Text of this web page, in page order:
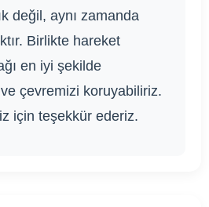
değil, aynı zamanda
Birlikte hareket
en iyi şekilde
çevremizi koruyabiliriz.
için teşekkür ederiz.